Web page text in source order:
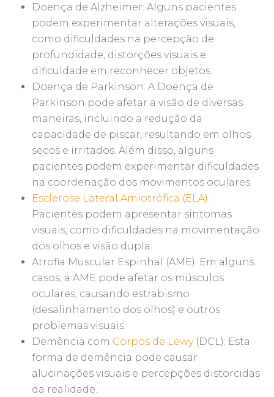
Doença de Alzheimer: Alguns pacientes
podem experimentar alterações visuais,
como dificuldades na percepção de
profundidade, distorções visuais e
dificuldade em reconhecer objetos.
Doença de Parkinson: A Doença de
Parkinson pode afetar a visão de diversas
maneiras, incluindo a redução da
capacidade de piscar, resultando em olhos
secos e irritados. Além disso, alguns
pacientes podem experimentar dificuldades
na coordenação dos movimentos oculares.
Esclerose Lateral Amiotrófica (ELA):
Pacientes podem apresentar sintomas
visuais, como dificuldades na movimentação
dos olhos e visão dupla.
Atrofia Muscular Espinhal (AME): Em alguns
casos, a AME pode afetar os músculos
oculares, causando estrabismo
(desalinhamento dos olhos) e outros
problemas visuais.
Demência com Corpos de Lewy(DCL): Esta
forma de demência pode causar
alucinações visuais e percepções distorcidas
da realidade.